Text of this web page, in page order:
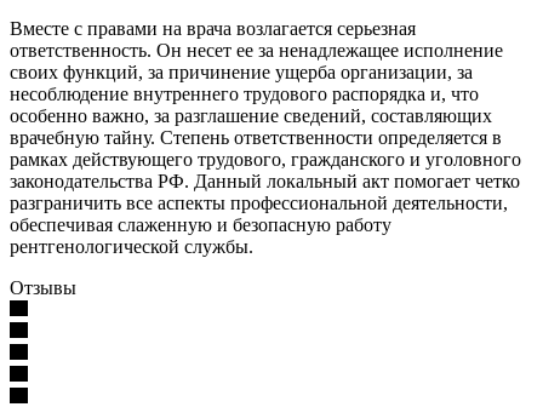
Вместе с правами на врача возлагается серьезная
ответственность. Он несет ее за ненадлежащее исполнение
своих функций, за причинение ущерба организации, за
несоблюдение внутреннего трудового распорядка и, что
особенно важно, за разглашение сведений, составляющих
врачебную тайну. Степень ответственности определяется в
рамках действующего трудового, гражданского и уголовного
законодательства РФ. Данный локальный акт помогает четко
разграничить все аспекты профессиональной деятельности,
обеспечивая слаженную и безопасную работу
рентгенологической службы.
Отзывы